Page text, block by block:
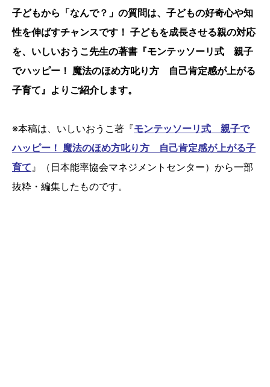
子どもから「なんで？」の質問は、子どもの好奇心や知
性を伸ばすチャンスです！ 子どもを成長させる親の対応
を、いしいおうこ先生の著書『モンテッソーリ式 親子
でハッピー！ 魔法のほめ方叱り方 自己肯定感が上がる
子育て』よりご紹介します。
※本稿は、いしいおうこ著『モンテッソーリ式 親子で
ハッピー！ 魔法のほめ方叱り方 自己肯定感が上がる子
育て 』（日本能率協会マネジメントセンター）から一部
抜粋・編集したものです。